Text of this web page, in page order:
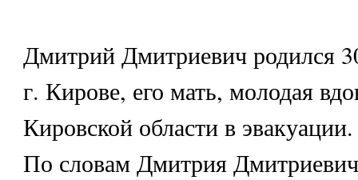
Дмитрий Дмитриевич родился
г. Кирове, его мать, молодая
Кировской области в эвакуации.
По словам Дмитрия